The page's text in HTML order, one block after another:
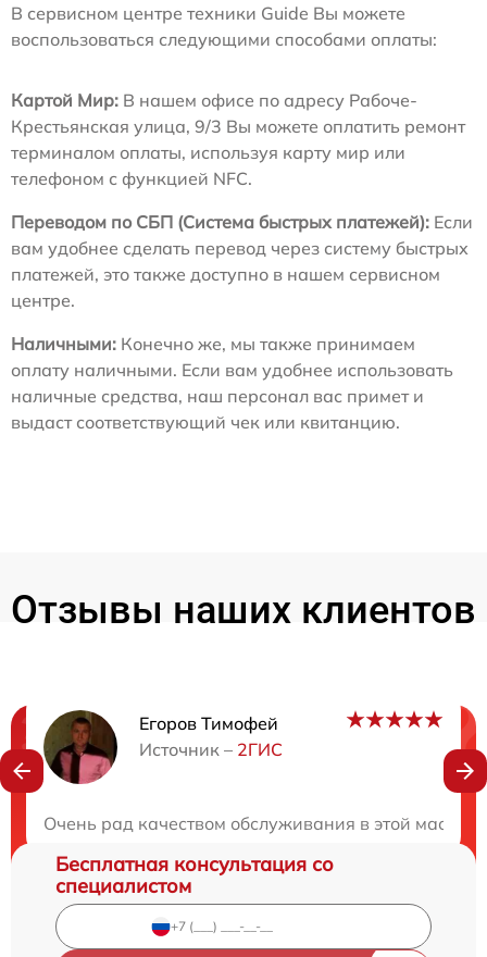
В сервисном центре техники Guide Вы можете
воспользоваться следующими способами оплаты:
Картой Мир: В нашем офисе по адресу Рабоче-
Крестьянская улица, 9/3 Вы можете оплатить ремонт
терминалом оплаты, используя карту мир или
телефоном с функцией NFC.
Переводом по СБП (Система быстрых платежей): Если
вам удобнее сделать перевод через систему быстрых
платежей, это также доступно в нашем сервисном
центре.
Наличными: Конечно же, мы также принимаем
оплату наличными. Если вам удобнее использовать
наличные средства, наш персонал вас примет и
выдаст соответствующий чек или квитанцию.
Отзывы наших клиентов
Егоров Тимофей
Источник – 2ГИС
Очень рад качеством обслуживания в этой
Нужна консультация?
Бесплатная консультация со
специалистом